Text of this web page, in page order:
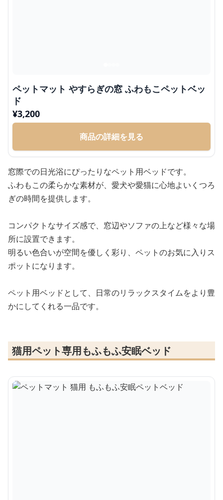
ペットマット やすらぎの窓 ふわもこペットベッ
ド
¥3,200
商品の詳細を見る
窓際での日光浴にぴったりなペット用ベッドです。
ふわもこの柔らかな素材が、愛犬や愛猫に心地よいくつろ
ぎの時間を提供します。
コンパクトなサイズ感で、窓辺やソファの上など様々な場
所に設置できます。
明るい色合いが空間を優しく彩り、ペットのお気に入りス
ポットになります。
ペット用ベッドとして、日常のリラックスタイムをより豊
かにしてくれる一品です。
猫用ペット専用もふもふ安眠ベッド